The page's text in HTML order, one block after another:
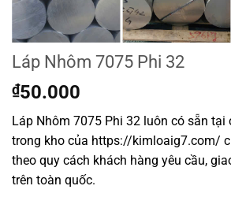
Láp Nhôm 7075 Phi 32
₫50.000
Láp Nhôm 7075 Phi 32 luôn có sẵn tại
trong kho của https://kimloaig7.com/
theo quy cách khách hàng yêu cầu,
trên toàn quốc.